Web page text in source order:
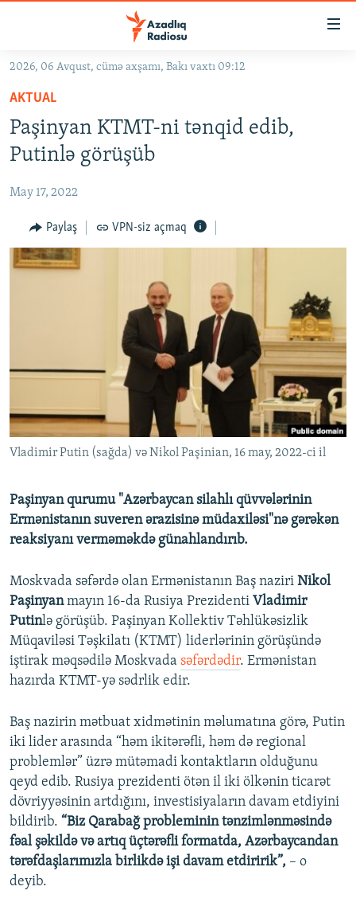
Əsas
qayıt
Əsas
naviqasiyaya
qayıt
KORRUPSIOMETR
FƏRQƏ BAX
QANUNI DOĞRU
ARAŞDIRMA
İNFOQRAFIKA
AZƏRBAYCAN ƏDƏBIYYATI KITABXANASI
İSLAM VƏ DEMOKRATIYA
İZ - MƏDƏNIYYƏT PROQRAMI
MISSIYAMIZ
PEŞƏ ETIKASI VƏ JURNALISTIKA STANDARTLARIMIZ
MATERIALLARIMIZDAN ISTIFADƏ
AZADLIQRADIOSU MOBIL TELEFONUNUZDA
XƏBƏR BÜLLETENLƏRIMIZ
RFE/RL-in bütün saytları
2026, 06 Avqust, cümə axşamı, Bakı vaxtı 09:12
AKTUAL
Paşinyan KTMT-ni tənqid edib,
Putinlə görüşüb
May 17, 2022
Paylaş VPN-siz açmaq
Vladimir Putin (sağda) və Nikol Paşinian, 16 may, 2022-ci il
Paşinyan qurumu "Azərbaycan silahlı qüvvələrinin
Ermənistanın suveren ərazisinə müdaxiləsi"nə gərəkən
reaksiyanı verməməkdə günahlandırıb.
Moskvada səfərdə olan Ermənistanın Baş naziri Nikol
Paşinyanmayın 16-da Rusiya Prezidenti Vladimir
Putinlə görüşüb. Paşinyan Kollektiv Təhlükəsizlik
Müqaviləsi Təşkilatı (KTMT) liderlərinin görüşündə
iştirak məqsədilə Moskvada səfərdədir. Ermənistan
hazırda KTMT-yə sədrlik edir.
Baş nazirin mətbuat xidmətinin məlumatına görə, Putin
iki lider arasında “həm ikitərəfli, həm də regional
problemlər” üzrə mütəmadi kontaktların olduğunu
qeyd edib. Rusiya prezidenti ötən il iki ölkənin ticarət
dövriyyəsinin artdığını, investisiyaların davam etdiyini
bildirib. “Biz Qarabağ probleminin tənzimlənməsində
fəal şəkildə və artıq üçtərəfli formatda, Azərbaycandan
tərəfdaşlarımızla birlikdə işi davam etdiririk”, – o
deyib.